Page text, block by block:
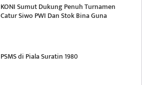
KONI Sumut Dukung Penuh Turnamen
Catur Siwo PWI Dan Stok Bina Guna
PSMS di Piala Suratin 1980